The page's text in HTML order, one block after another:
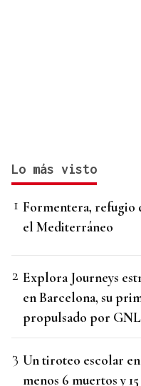
Lo más visto
Formentera, refugio
el Mediterráneo
Explora Journeys
en Barcelona, su
propulsado por GNL
Un tiroteo escolar
menos 6 muertos y